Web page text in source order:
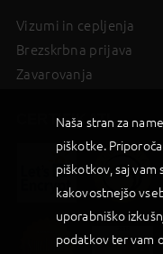
Vizumi in cepljenja
Brezskrbna prijava
Zavarovanja
CERTIFIKATI
Naša stran za
piškotke.
piškotkov, saj vam
kakovostnejšo
uporabniško
podatkov ter vam